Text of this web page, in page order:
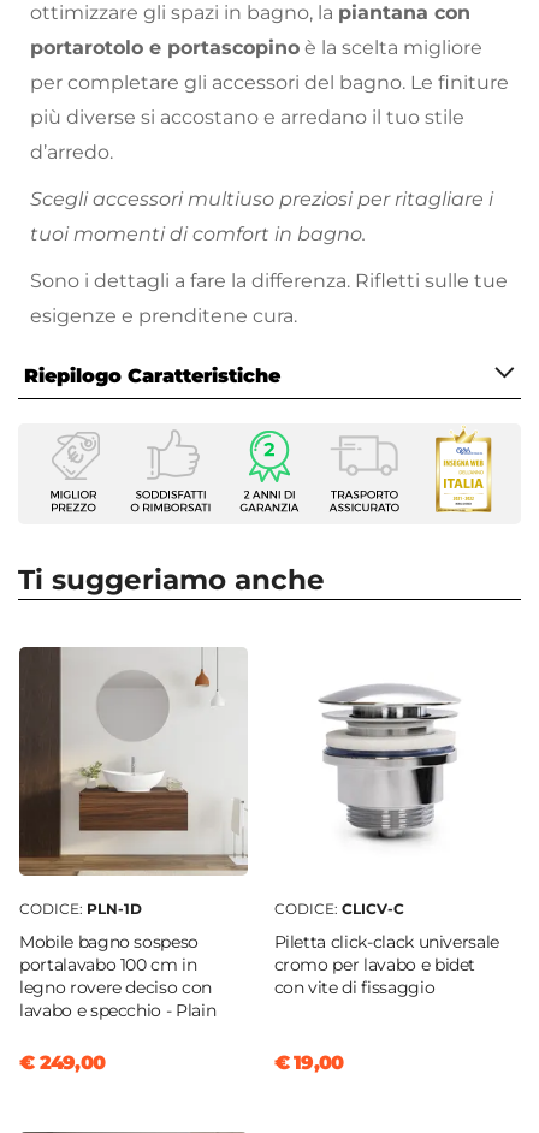
ottimizzare gli spazi in bagno, la piantana con
portarotolo e portascopino è la scelta migliore
per completare gli accessori del bagno. Le finiture
più diverse si accostano e arredano il tuo stile
d’arredo.
Scegli accessori multiuso preziosi per ritagliare i
tuoi momenti di comfort in bagno.
Sono i dettagli a fare la differenza. Rifletti sulle tue
esigenze e prenditene cura.
Riepilogo Caratteristiche
Caratteristiche
Tipologia
Piantana
Serie
Acciaio INOX
Colore
Cromo
Finitura
Cromata
Altezza
22 cm
Profondità
22 cm
Componenti
Ti suggeriamo anche
CODICE: PLN-1D
Mobile bagno sospeso
portalavabo 100 cm in
legno rovere deciso con
lavabo e specchio - Plain
€ 249,00
CODICE: CLICV-C
Piletta click-clack universale
cromo per lavabo e bidet
con vite di fissaggio
€ 19,00